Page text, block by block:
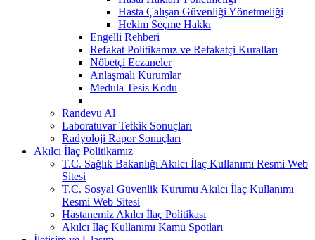
Hasta Çalışan Güvenliği Yönetmeliği
Hekim Seçme Hakkı
Engelli Rehberi
Refakat Politikamız ve Refakatçi Kuralları
Nöbetçi Eczaneler
Anlaşmalı Kurumlar
Medula Tesis Kodu
Randevu Al
Laboratuvar Tetkik Sonuçları
Radyoloji Rapor Sonuçları
Akılcı İlaç Politikamız
T.C. Sağlık Bakanlığı Akılcı İlaç Kullanımı Resmi Web
Sitesi
T.C. Sosyal Güvenlik Kurumu Akılcı İlaç Kullanımı
Resmi Web Sitesi
Hastanemiz Akılcı İlaç Politikası
Akılcı İlaç Kullanımı Kamu Spotları